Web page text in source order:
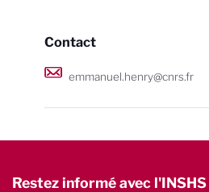
Contact
emmanuel.henry@cnrs.fr
Restez informé avec l'INSHS